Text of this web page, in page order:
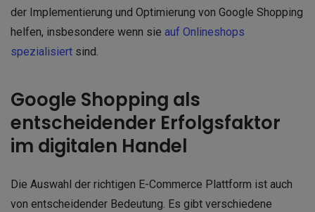
der Implementierung und Optimierung von Google Shopping
helfen, insbesondere wenn sie auf Onlineshops
spezialisiert sind.
Google Shopping als
entscheidender Erfolgsfaktor
im digitalen Handel
Die Auswahl der richtigen E-Commerce Plattform ist auch
von entscheidender Bedeutung. Es gibt verschiedene